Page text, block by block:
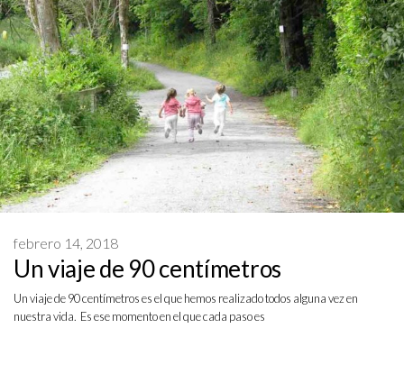
Un viaje de 90 centímetros
febrero 14, 2018
Un viaje de 90 centímetros es el que hemos realizado todos alguna vez en
nuestra vida. Es ese momento en el que cada paso es